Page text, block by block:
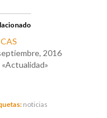
2016
«Actualidad»
noticias